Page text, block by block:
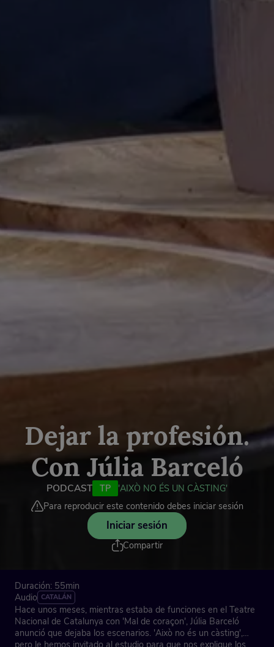
Dejar la profesión.
Con Júlia Barceló
PODCAST TP
'AIXÒ NO ÉS UN CÀSTING'
Para reproducir este contenido debes iniciar sesión
Iniciar sesión
Compartir
Duración: 55min
Audio CATALÁN
Hace unos meses, mientras estaba de funciones en el Teatre
Nacional de Catalunya con 'Mal de coraçon', Júlia Barceló
anunció que dejaba los escenarios. 'Això no és un càsting',
pero le hemos invitado al estudio para que nos explique los